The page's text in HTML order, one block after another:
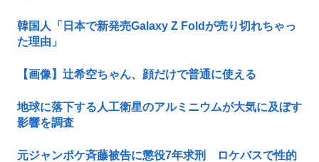
韓国人「日本で新発売Galaxy Z Foldが売り切れちゃっ
た理由」
【画像】辻希空ちゃん、顔だけで普通に使える
地球に落下する人工衛星のアルミニウムが大気に及ぼす
影響を調査
元ジャンポケ斉藤被告に懲役7年求刑 ロケバスで性的